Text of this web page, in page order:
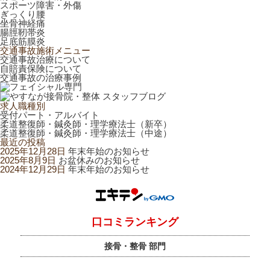
スポーツ障害・外傷
ぎっくり腰
坐骨神経痛
腸脛靭帯炎
足底筋膜炎
交通事故施術メニュー
交通事故治療について
自賠責保険について
交通事故の治療事例
求人職種別
受付パート・アルバイト
柔道整復師・鍼灸師・理学療法士（新卒）
柔道整復師・鍼灸師・理学療法士（中途）
最近の投稿
2025年12月28日 年末年始のお知らせ
2025年8月9日 お盆休みのお知らせ
2024年12月29日 年末年始のお知らせ